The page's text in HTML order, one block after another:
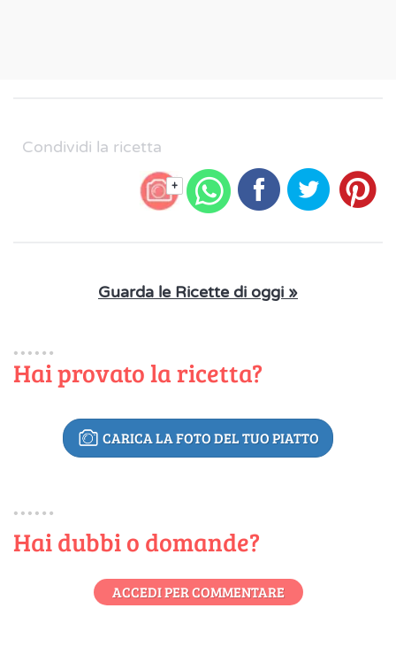
Condividi la ricetta
+
Guarda le Ricette di oggi »
Hai provato la ricetta?
CARICA LA FOTO DEL TUO PIATTO
Hai dubbi o domande?
ACCEDI PER COMMENTARE